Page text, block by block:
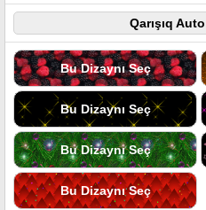
Qarışıq
Bu Dizaynı Seç
Bu Dizaynı Seç
Bu Dizaynı Seç
Bu Dizaynı Seç